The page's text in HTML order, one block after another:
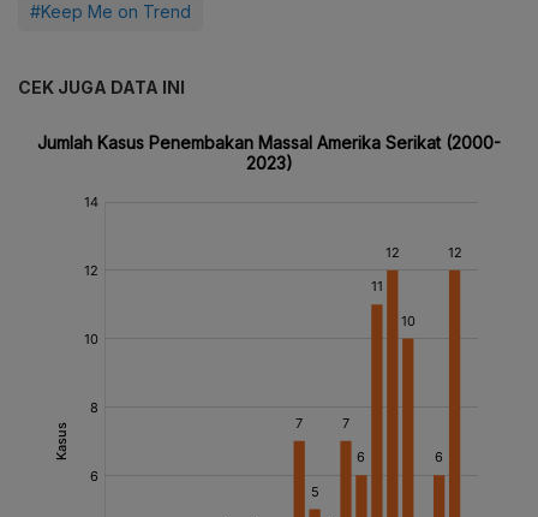
#Keep Me on Trend
CEK JUGA DATA INI